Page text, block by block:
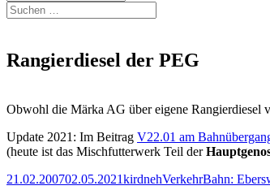
Suchen
nach:
Rangierdiesel der PEG
Obwohl die Märka AG über eigene Rangierdiesel
Update 2021: Im Beitrag V22.01 am
(heute ist das Mischfutterwerk Teil der
Veröffentlicht
21.02.200702.05.2021Autor
kirdnehKategorien
VerkehrSchlagwörter
Bahn: